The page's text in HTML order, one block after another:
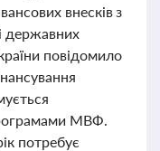
внесків з
державних
повідомило
МВФ.
потребує